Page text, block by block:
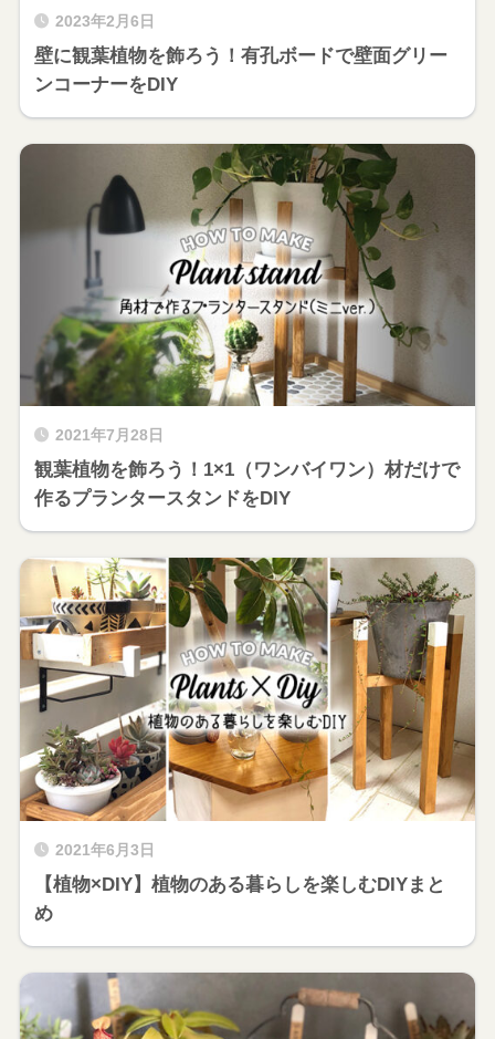
2023年2月6日
壁に観葉植物を飾ろう！有孔ボードで壁面グリー
ンコーナーをDIY
2021年7月28日
観葉植物を飾ろう！1×1（ワンバイワン）材だけで
作るプランタースタンドをDIY
2021年6月3日
【植物×DIY】植物のある暮らしを楽しむDIYまと
め